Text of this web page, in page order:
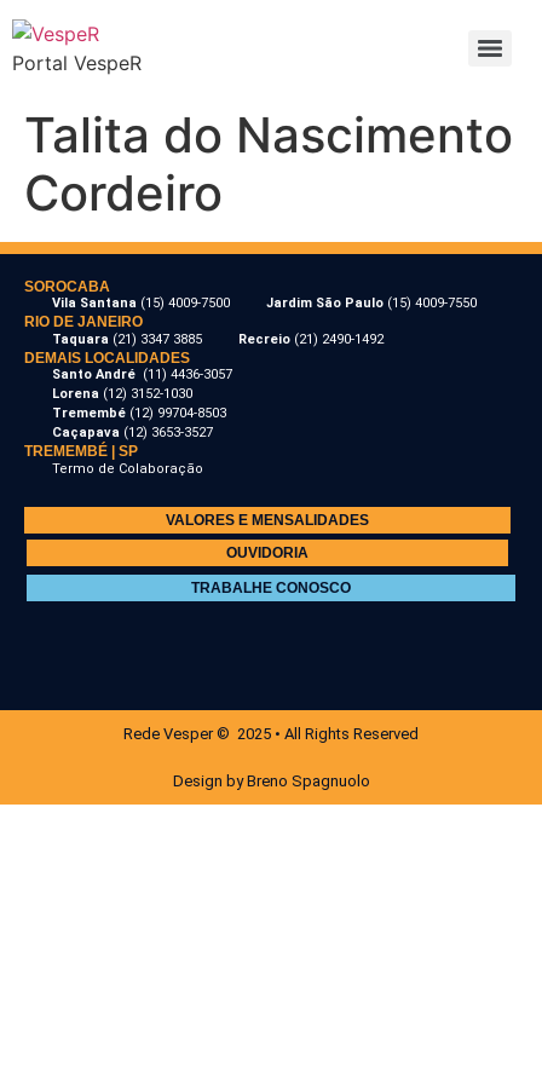
Portal VespeR
Talita do Nascimento
Cordeiro
SOROCABA
Vila Santana (15) 4009-7500 Jardim São Paulo (15) 4009-7550
RIO DE JANEIRO
Taquara (21) 3347 3885 Recreio (21) 2490-1492
DEMAIS LOCALIDADES
Santo André (11) 4436-3057
Lorena (12) 3152-1030
Tremembé (12) 99704-8503
Caçapava (12) 3653-3527
TREMEMBÉ | SP
Termo de Colaboração
VALORES E MENSALIDADES
OUVIDORIA
TRABALHE CONOSCO
Rede Vesper © 2025 • All Rights Reserved
Design by Breno Spagnuolo